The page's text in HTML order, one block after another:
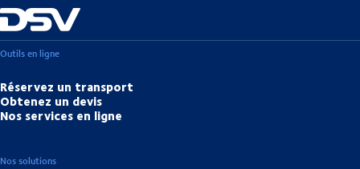
Outils en ligne
Réservez un transport
Obtenez un devis
Nos services en ligne
Nos solutions